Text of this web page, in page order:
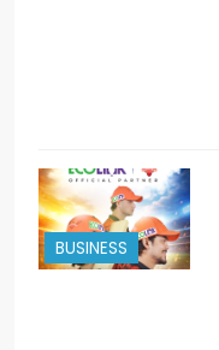
BUSINESS